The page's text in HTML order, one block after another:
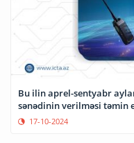
Bu ilin aprel-sentyabr
sənədinin verilməsi
17-10-2024